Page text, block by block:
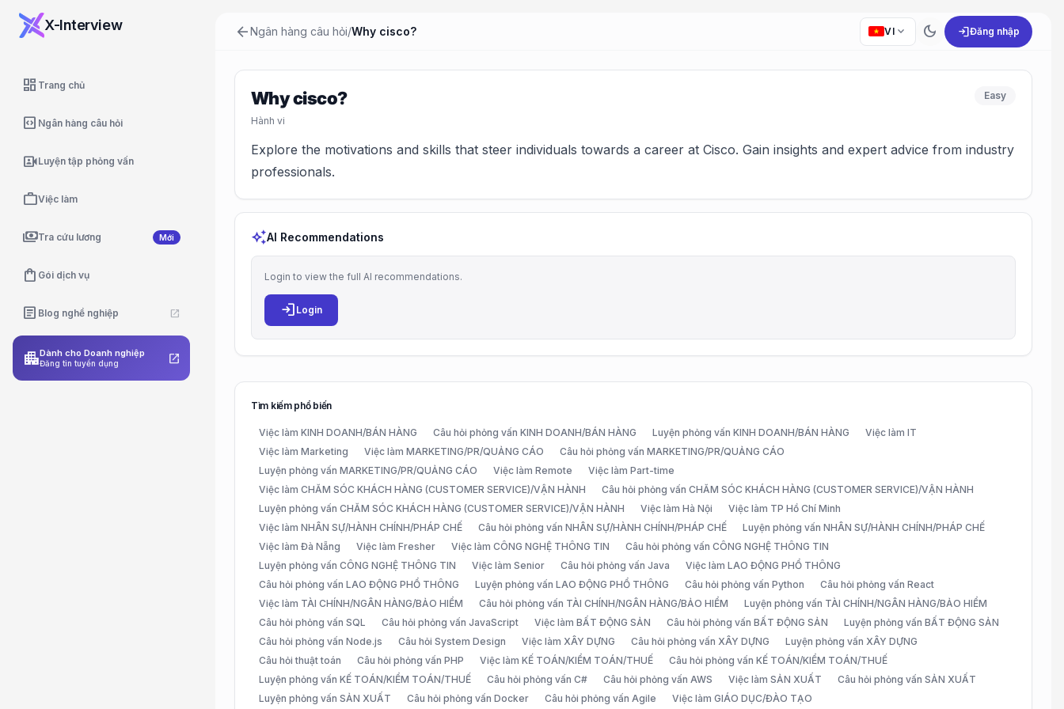
X-Interview
dashboard Trang chủ
code_blocks Ngân hàng câu hỏi
video_camera_frontLuyện tập phỏng vấn
workViệc làm
paymentsTra cứu lương Mới
shopping_bag Gói dịch vụ
article Blog nghề nghiệp open_in_new
apartmentDành cho Doanh nghiệp
Đăng tin tuyển dụng open_in_new
arrow_backNgân hàng câu hỏi/Why cisco? VI expand_more dark_mode loginĐăng nhập
Why cisco?
Hành vi
Easy
Explore the motivations and skills that steer individuals towards a career at Cisco. Gain insights and expert advice from industry
professionals.
auto_awesomeAI Recommendations
Login to view the full AI recommendations.
login Login
Tìm kiếm phổ biến
Việc làm KINH DOANH/BÁN HÀNG Câu hỏi phỏng vấn KINH DOANH/BÁN HÀNG Luyện phỏng vấn KINH DOANH/BÁN HÀNG
Việc làm IT
Việc làm Marketing
Việc làm MARKETING/PR/QUẢNG CÁO
Câu hỏi phỏng vấn MARKETING/PR/QUẢNG CÁO
Luyện phỏng vấn MARKETING/PR/QUẢNG CÁO
Việc làm Remote
Việc làm Part-time
Việc làm CHĂM SÓC KHÁCH HÀNG (CUSTOMER SERVICE)/VẬN HÀNH
Câu hỏi phỏng vấn CHĂM SÓC KHÁCH HÀNG (CUSTOMER SERVICE)/VẬN HÀNH
Luyện phỏng vấn CHĂM SÓC KHÁCH HÀNG (CUSTOMER SERVICE)/VẬN HÀNH
Việc làm Hà Nội
Việc làm TP Hồ Chí Minh
Việc làm NHÂN SỰ/HÀNH CHÍNH/PHÁP CHẾ
Câu hỏi phỏng vấn NHÂN SỰ/HÀNH CHÍNH/PHÁP CHẾ
Luyện phỏng vấn NHÂN SỰ/HÀNH CHÍNH/PHÁP CHẾ
Việc làm Đà Nẵng
Việc làm Fresher Việc làm CÔNG NGHỆ THÔNG TIN
Câu hỏi phỏng vấn CÔNG NGHỆ THÔNG TIN
Luyện phỏng vấn CÔNG NGHỆ THÔNG TIN
Việc làm Senior Câu hỏi phỏng vấn Java
Việc làm LAO ĐỘNG PHỔ THÔNG
Câu hỏi phỏng vấn LAO ĐỘNG PHỔ THÔNG
Luyện phỏng vấn LAO ĐỘNG PHỔ THÔNG Câu hỏi phỏng vấn Python
Câu hỏi phỏng vấn React
Việc làm TÀI CHÍNH/NGÂN HÀNG/BẢO HIỂM
Câu hỏi phỏng vấn TÀI CHÍNH/NGÂN HÀNG/BẢO HIỂM
Luyện phỏng vấn TÀI CHÍNH/NGÂN HÀNG/BẢO HIỂM
Câu hỏi phỏng vấn SQL
Câu hỏi phỏng vấn JavaScript Việc làm BẤT ĐỘNG SẢN Câu hỏi phỏng vấn BẤT ĐỘNG SẢN
Luyện phỏng vấn BẤT ĐỘNG SẢN
Câu hỏi phỏng vấn Node.js
Câu hỏi System Design Việc làm XÂY DỰNG Câu hỏi phỏng vấn XÂY DỰNG
Luyện phỏng vấn XÂY DỰNG
Câu hỏi thuật toán
Câu hỏi phỏng vấn PHP Việc làm KẾ TOÁN/KIỂM TOÁN/THUẾ
Câu hỏi phỏng vấn KẾ TOÁN/KIỂM TOÁN/THUẾ
Luyện phỏng vấn KẾ TOÁN/KIỂM TOÁN/THUẾ
Câu hỏi phỏng vấn C# Câu hỏi phỏng vấn AWS Việc làm SẢN XUẤT
Câu hỏi phỏng vấn SẢN XUẤT
Luyện phỏng vấn SẢN XUẤT
Câu hỏi phỏng vấn Docker Câu hỏi phỏng vấn Agile Việc làm GIÁO DỤC/ĐÀO TẠO